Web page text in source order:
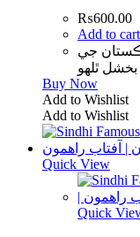
₨600.00
Add to cart
جي
ٿلھو
Buy Now
Add to Wishlist
Add to Wishlist
Quick View
Quick